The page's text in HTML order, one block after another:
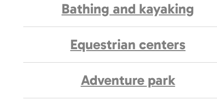
Bathing and kayaking
Equestrian centers
Adventure park